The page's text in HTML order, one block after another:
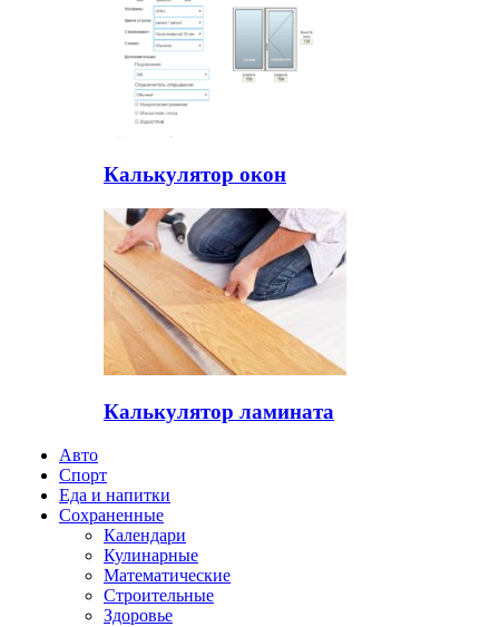
Калькулятор окон
Калькулятор ламината
Авто
Спорт
Еда и напитки
Сохраненные
Календари
Кулинарные
Математические
Строительные
Здоровье